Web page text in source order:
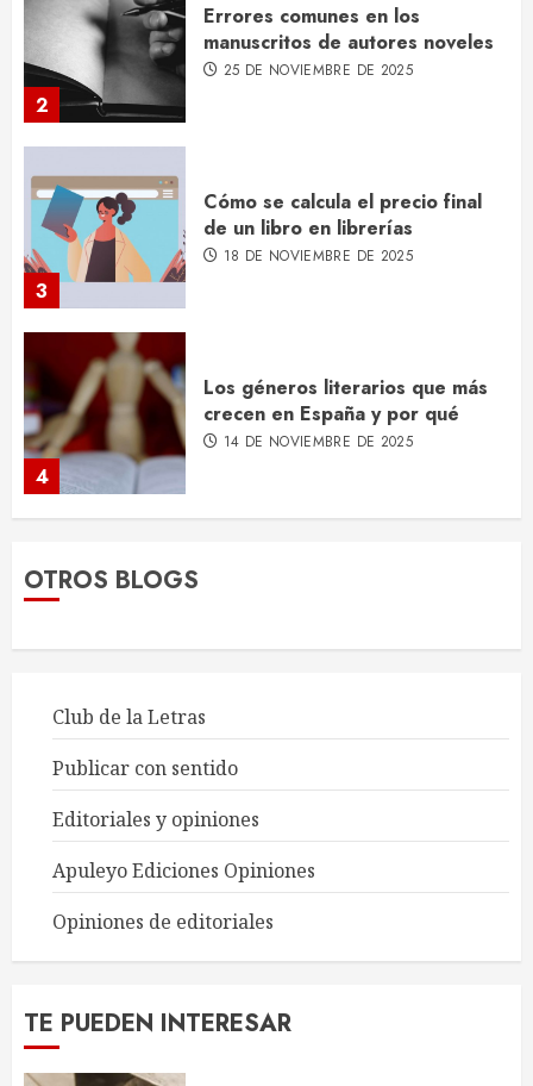
2
Errores comunes en los
manuscritos de autores noveles
25 DE NOVIEMBRE DE 2025
3
Cómo se calcula el precio final
de un libro en librerías
18 DE NOVIEMBRE DE 2025
4
Los géneros literarios que más
crecen en España y por qué
14 DE NOVIEMBRE DE 2025
Web personal para autores
2
OTROS BLOGS
Club de la Letras
Publicar con sentido
Editoriales y opiniones
Apuleyo Ediciones Opiniones
Opiniones de editoriales
TE PUEDEN INTERESAR